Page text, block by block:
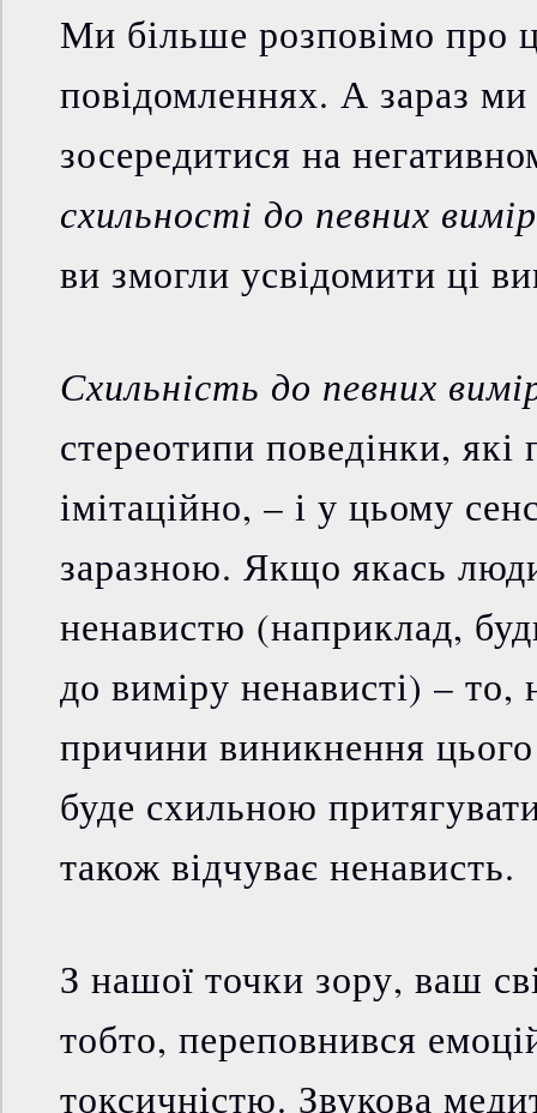
Ми більше розповімо про
повідомленнях. А зараз ми
зосередитися на
схильності до певних
ви змогли усвідомити ці
Схильність до певних
стереотипи поведінки, які
імітаційно, – і у цьому
заразною. Якщо якась
ненавистю (наприклад,
до виміру ненависті) – то,
причини виникнення
буде схильною
також відчуває ненависть.
З нашої точки зору, ваш
тобто, переповнився
токсичністю. Звукова